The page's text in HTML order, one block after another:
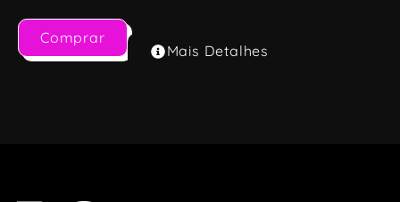
Comprar
Mais Detalhes